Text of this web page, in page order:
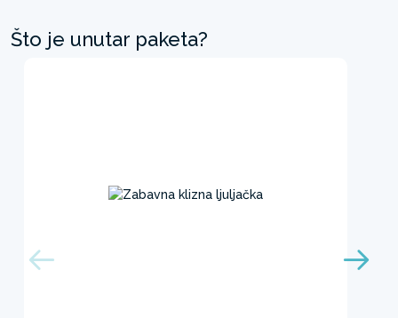
Što je unutar paketa?